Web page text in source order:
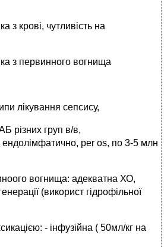
з крові, чутливість на
з первинного вогнища
лікування сепсису,
різних груп в/в,
ендолімфатично, per os, по 3-5 млн
вогнища: адекватна ХО,
(використ гідрофільної
- інфузійна ( 50мл/кг на